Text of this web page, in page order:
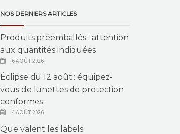
NOS DERNIERS ARTICLES
Produits préemballés : attention
aux quantités indiquées
6 AOÛT 2026
Éclipse du 12 août : équipez-
vous de lunettes de protection
conformes
4 AOÛT 2026
Que valent les labels